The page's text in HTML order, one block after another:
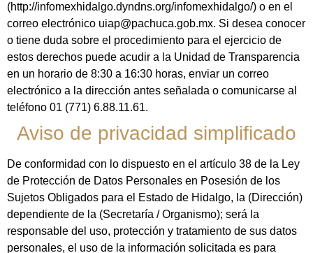
(http://infomexhidalgo.dyndns.org/infomexhidalgo/) o en el
correo electrónico uiap@pachuca.gob.mx. Si desea conocer
o tiene duda sobre el procedimiento para el ejercicio de
estos derechos puede acudir a la Unidad de Transparencia
en un horario de 8:30 a 16:30 horas, enviar un correo
electrónico a la dirección antes señalada o comunicarse al
teléfono 01 (771) 6.88.11.61.
Aviso de privacidad simplificado
De conformidad con lo dispuesto en el artículo 38 de la Ley
de Protección de Datos Personales en Posesión de los
Sujetos Obligados para el Estado de Hidalgo, la (Dirección)
dependiente de la (Secretaría / Organismo); será la
responsable del uso, protección y tratamiento de sus datos
personales, el uso de la información solicitada es para